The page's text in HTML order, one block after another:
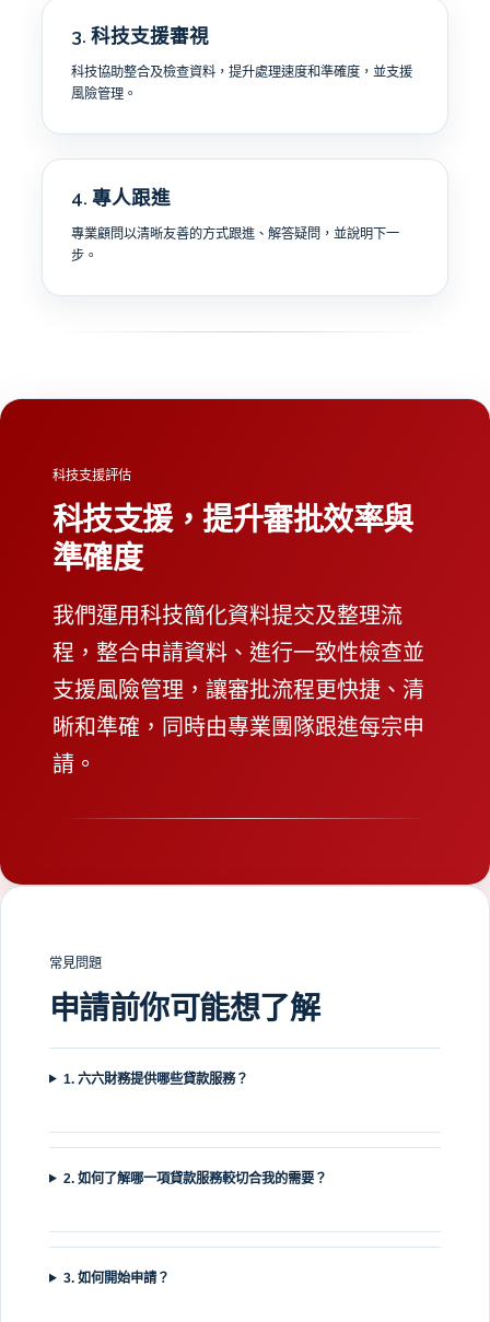
3. 科技支援審視
科技協助整合及檢查資料，提升處理速度和準確度，並支援
風險管理。
4. 專人跟進
專業顧問以清晰友善的方式跟進、解答疑問，並說明下一
步。
科技支援評估
科技支援，提升審批效率與
準確度
我們運用科技簡化資料提交及整理流
程，整合申請資料、進行一致性檢查並
支援風險管理，讓審批流程更快捷、清
晰和準確，同時由專業團隊跟進每宗申
請。
常見問題
申請前你可能想了解
1. 六六財務提供哪些貸款服務？
2. 如何了解哪一項貸款服務較切合我的需要？
3. 如何開始申請？